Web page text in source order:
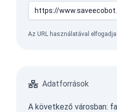
Az URL használatával elfogadja
Adatforrások
A következő városban: